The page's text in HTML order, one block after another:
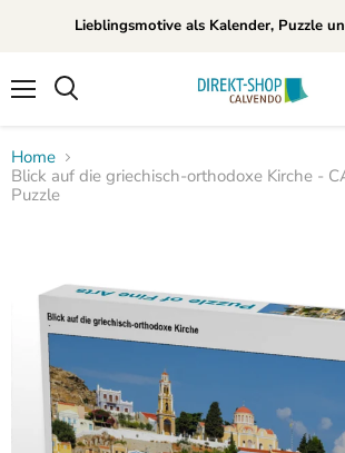
Lieblingsmotive als Kalender, Puzzle
Home
Blick auf die griechisch-orthodoxe Kirche -
Puzzle